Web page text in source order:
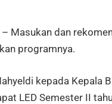
– Masukan dan
programnya.
kepada Kepala
LED Semester II